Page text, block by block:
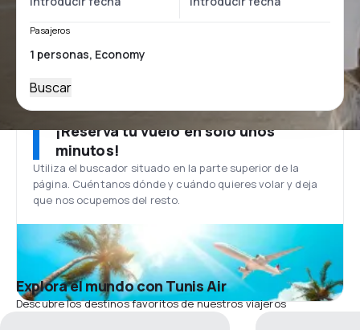
Pasajeros
Buscar
¡Reserva tu vuelo en solo unos
minutos!
Utiliza el buscador situado en la parte superior de la
página. Cuéntanos dónde y cuándo quieres volar y deja
que nos ocupemos del resto.
Explora el mundo con Tunis Air
Descubre los destinos favoritos de nuestros viajeros